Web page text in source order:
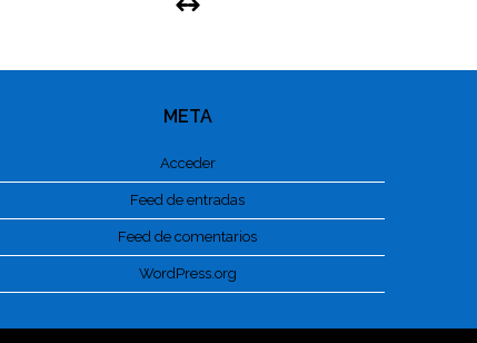
META
Acceder
Feed de entradas
Feed de comentarios
WordPress.org